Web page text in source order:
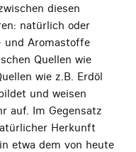
diesen
natürlich oder
Aromastoffe
Quellen wie
wie z.B. Erdöl
und weisen
auf. Im Gegensatz
Herkunft
etwa dem von heute